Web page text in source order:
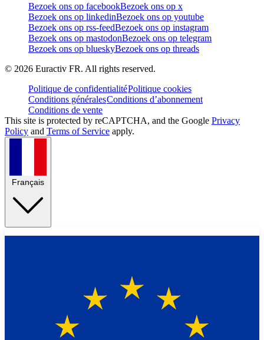
Bezoek ons op facebookBezoek ons op x
Bezoek ons op linkedinBezoek ons op youtube
Bezoek ons op rss-feedBezoek ons op instagram
Bezoek ons op mastodonBezoek ons op telegram
Bezoek ons op blueskyBezoek ons op threads
© 2026 Euractiv FR. All rights reserved.
Politique de confidentialitéPolitique cookies
Conditions généralesConditions d’abonnement
Conditions de vente
This site is protected by reCAPTCHA, and the Google Privacy
Policy and Terms of Service apply.
Français